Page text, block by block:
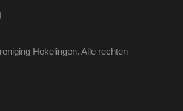
Hekelingen. Alle rechten